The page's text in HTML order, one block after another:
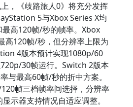
，《歧路旅人0》将充分发挥
5与Xbox Series X均
高120帧/秒的帧率。Xbox
高120帧/秒，但分辨率上限为
4版本预计实现1080p/60
30帧运行。Switch 2版本
与最高60帧/秒的折中方案。
帧三档帧率间选择，分辨率
示器支持情况自适应调整。